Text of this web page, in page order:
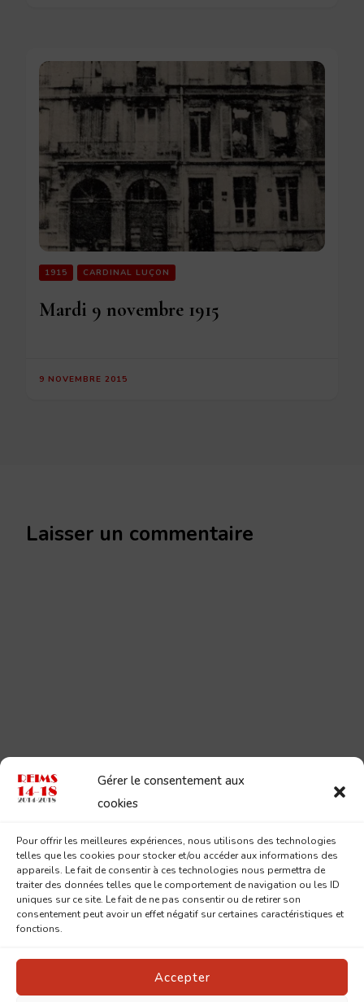
Gérer le consentement aux
cookies
Pour offrir les meilleures expériences, nous utilisons des technologies
telles que les cookies pour stocker et/ou accéder aux informations des
appareils. Le fait de consentir à ces technologies nous permettra de
traiter des données telles que le comportement de navigation ou les ID
uniques sur ce site. Le fait de ne pas consentir ou de retirer son
consentement peut avoir un effet négatif sur certaines caractéristiques et
fonctions.
Accepter
1915 CARDINAL LUÇON
Mardi 9 novembre 1915
9 NOVEMBRE 2015
Laisser un commentaire